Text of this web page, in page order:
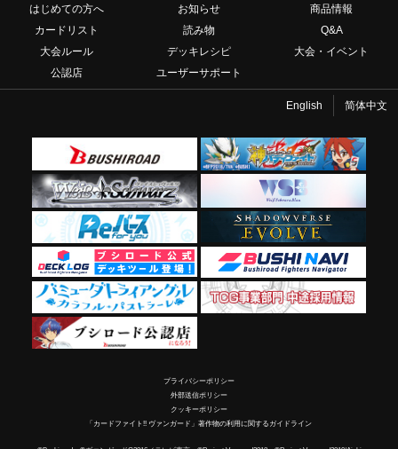
はじめての方へ お知らせ
商品情報
カードリスト
読み物
Q&A
大会ルール
デッキレシピ
大会・イベント
公認店
ユーザーサポート
English 简体中文
プライバシーポリシー
外部送信ポリシー
クッキーポリシー
「カードファイト!! ヴァンガード」著作物の利用に関するガイドライン